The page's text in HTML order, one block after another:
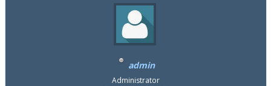
admin
Administrator